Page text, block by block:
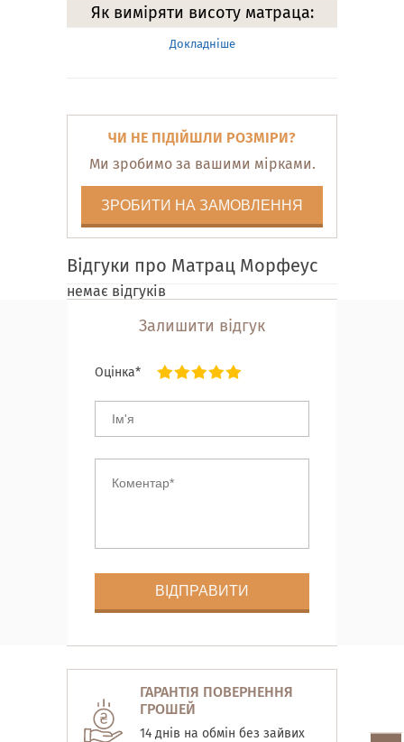
Як виміряти висоту матраца:
Докладніше
ЧИ НЕ ПІДІЙШЛИ РОЗМІРИ?
Ми зробимо за вашими мірками.
ЗРОБИТИ НА ЗАМОВЛЕННЯ
Відгуки про Матрац Морфеус
немає відгуків
Залишити відгук
Оцінка*
ГАРАНТІЯ ПОВЕРНЕННЯ
ГРОШЕЙ
14 днів на обмін без зайвих